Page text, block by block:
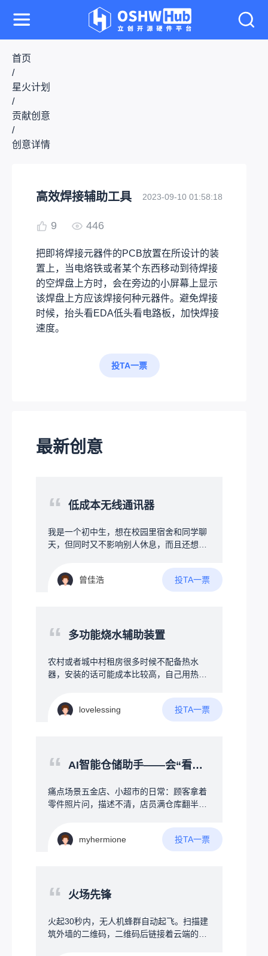
首页
/
星火计划
/
贡献创意
/
创意详情
高效焊接辅助工具 2023-09-10 01:58:18
9 446
把即将焊接元器件的PCB放置在所设计的装
置上，当电烙铁或者某个东西移动到待焊接
的空焊盘上方时，会在旁边的小屏幕上显示
该焊盘上方应该焊接何种元器件。避免焊接
时候，抬头看EDA低头看电路板，加快焊接
速度。
投TA一票
最新创意
“ 低成本无线通讯器
我是一个初中生，想在校园里宿舍和同学聊
天，但同时又不影响别人休息，而且还想跨
带手机等电子产品，所以想搞一个可以发一
些消息的通讯器，最好是能保存聊天记录
吧，不要求保存太多，能保存一些就行，并
尽可能压低，最好在50元以内，我接触过一
触的都是软件，对硬件什么的不太了解，了
解不多，也是最近刚开始了解……所以关于
目，但是那几个都没有公开具体的硬件信息
以及源代码什么的，只是一些展示，并且
说加上时间、日期什么的，并且要求体积小
一些，希望能有大佬看到后分享一些方案之
曾佳浩 投TA一票
“ 多功能烧水辅助装置
农村或者城中村租房很多时候不配备热水
器，安装的话可能成本比较高，自己用热得
做其他事情，所以需要设计一款协助烧水的
装置，第一可以确保接地，不会触电，其次
就是多功能辅助方式，首先是温度设定功
以持续通电PID控温，保证一直有热水，还
水，减少烧水等待时间，使用全自动洗衣机
方式接管水管和加热器，真正无需人干预智
加上屏幕及按键用来设定参数，连接WIFI可
以远程取消烧水、汇报温度，有条件加上触
lovelessing 投TA一票
“ AI智能仓储助手——会“看图听话”的智能货架地图
痛点场景五金店、小超市的日常：顾客拿着
零件照片问，描述不清，店员满仓库翻半
要记几百上千种物料位置，新手入职成本
高。创意方案一个大屏+AI大脑的智能终
端，挂在仓库或货架旁，帮店员和顾客“秒找
接标注货物在哪排哪层，不用扯着嗓子满仓
说：“帮我找一下墙上打孔的那种小黄螺
丝”，AI立刻匹配到正确物料，并在地图上标
myhermione 投TA一票
“ 火场先锋
火起30秒内，无人机蜂群自动起飞。扫描建
筑外墙的二维码，二维码后链接着云端的建